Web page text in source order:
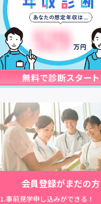
会員登録がまだの方
1.事前見学申し込みができる！